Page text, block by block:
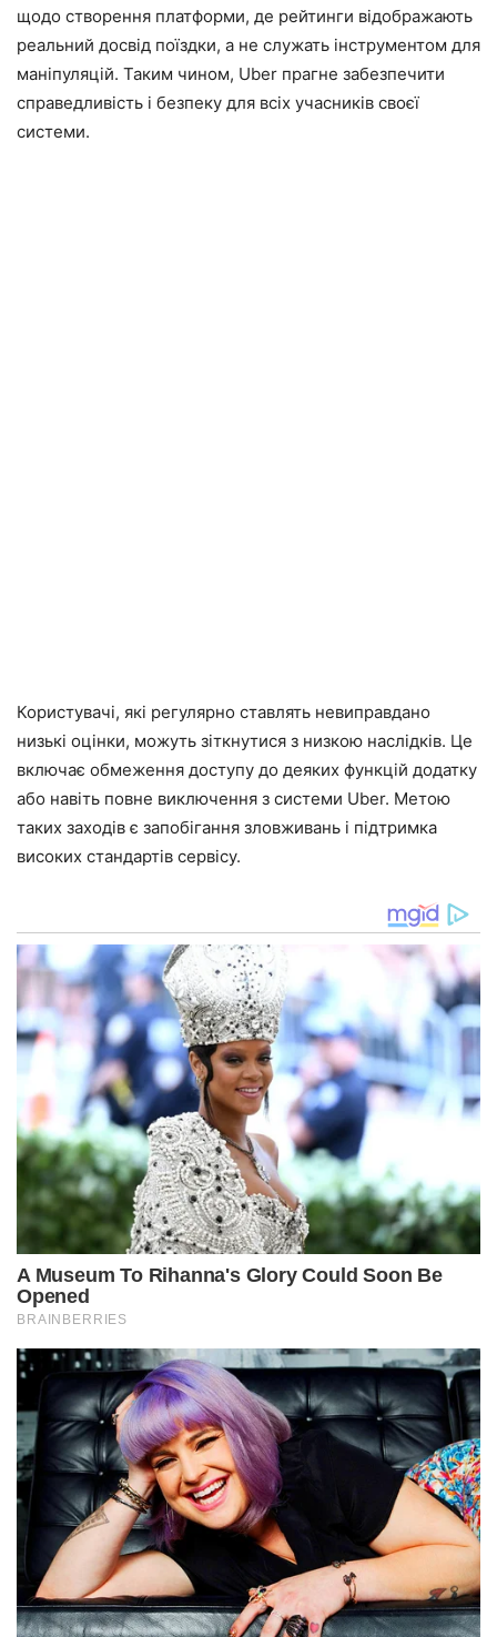
щодо створення платформи, де рейтинги відображають
реальний досвід поїздки, а не служать інструментом для
маніпуляцій. Таким чином, Uber прагне забезпечити
справедливість і безпеку для всіх учасників своєї
системи.
Користувачі, які регулярно ставлять невиправдано
низькі оцінки, можуть зіткнутися з низкою наслідків. Це
включає обмеження доступу до деяких функцій додатку
або навіть повне виключення з системи Uber. Метою
таких заходів є запобігання зловживань і підтримка
високих стандартів сервісу.